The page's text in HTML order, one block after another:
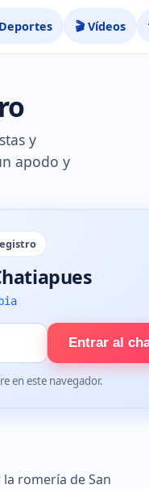
🎬 Vídeos
y
apodo y
Entrar al
en este navegador.
romería de San